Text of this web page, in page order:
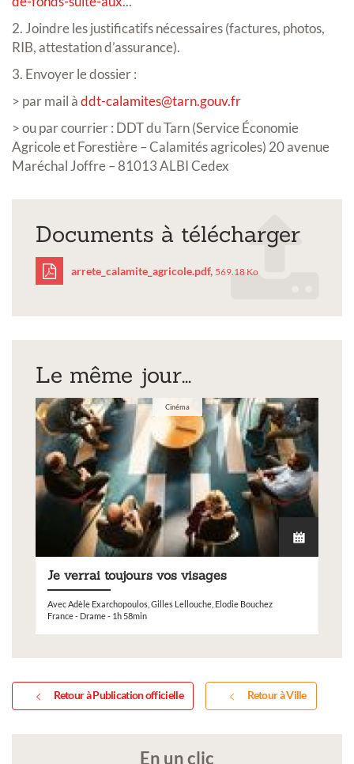
2. Joindre les justificatifs nécessaires (factures, photos,
RIB, attestation d’assurance).
3. Envoyer le dossier :
> par mail àddt-calamites@tarn.gouv.fr
> ou par courrier : DDT du Tarn (Service Économie
Agricole et Forestière – Calamités agricoles) 20 avenue
Maréchal Joffre – 81013 ALBI Cedex
Documents à télécharger
arrete_calamite_agricole.pdf, 569.18 Ko
Le même jour...
Cinéma
Je verrai toujours vos visages
Avec Adèle Exarchopoulos, Gilles Lellouche, Elodie Bouchez
France - Drame - 1h 58min
Retour à Publication officielle Retour à Ville
En un clic